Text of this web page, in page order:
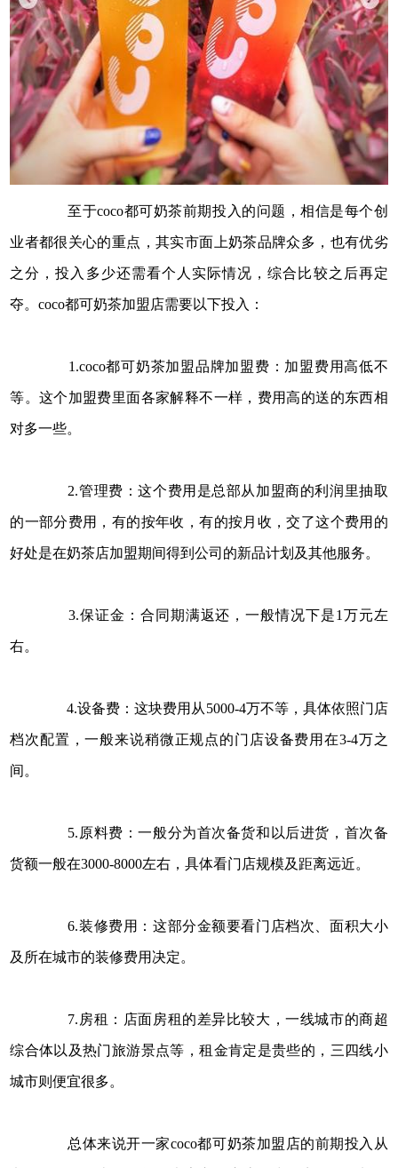
至于coco都可奶茶前期投入的问题，相信是每个创
业者都很关心的重点，其实市面上奶茶品牌众多，也有优劣
之分，投入多少还需看个人实际情况，综合比较之后再定
夺。coco都可奶茶加盟店需要以下投入：
1.coco都可奶茶加盟品牌加盟费：加盟费用高低不
等。这个加盟费里面各家解释不一样，费用高的送的东西相
对多一些。
2.管理费：这个费用是总部从加盟商的利润里抽取
的一部分费用，有的按年收，有的按月收，交了这个费用的
好处是在奶茶店加盟期间得到公司的新品计划及其他服务。
3.保证金：合同期满返还，一般情况下是1万元左
右。
4.设备费：这块费用从5000-4万不等，具体依照门店
档次配置，一般来说稍微正规点的门店设备费用在3-4万之
间。
5.原料费：一般分为首次备货和以后进货，首次备
货额一般在3000-8000左右，具体看门店规模及距离远近。
6.装修费用：这部分金额要看门店档次、面积大小
及所在城市的装修费用决定。
7.房租：店面房租的差异比较大，一线城市的商超
综合体以及热门旅游景点等，租金肯定是贵些的，三四线小
城市则便宜很多。
总体来说开一家coco都可奶茶加盟店的前期投入从